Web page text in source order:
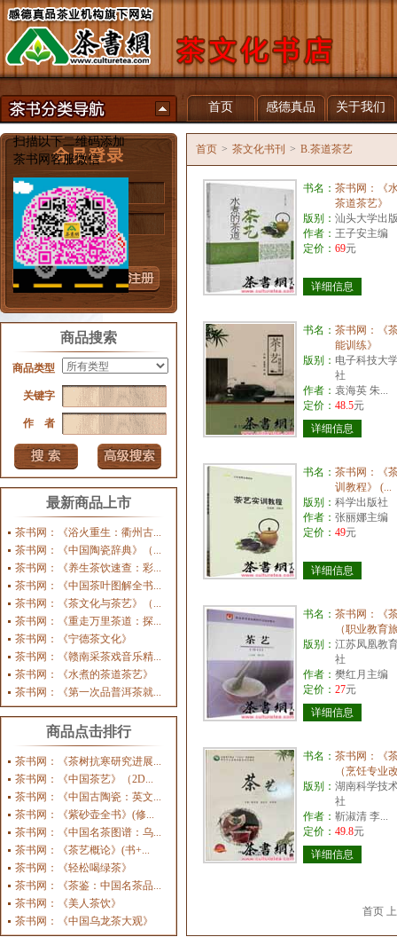
首页 感德真品 关于我们
用户名
密 码
忘记密码？
商品搜索
商品类型
关键字
作 者
最新商品上市
茶书网：《浴火重生：衢州古...
茶书网：《中国陶瓷辞典》（...
茶书网：《养生茶饮速查：彩...
茶书网：《中国茶叶图解全书...
茶书网：《茶文化与茶艺》（...
茶书网：《重走万里茶道：探...
茶书网：《宁德茶文化》
茶书网：《赣南采茶戏音乐精...
茶书网：《水煮的茶道茶艺》
茶书网：《第一次品普洱茶就...
商品点击排行
茶书网：《茶树抗寒研究进展...
茶书网：《中国茶艺》（2D...
茶书网：《中国古陶瓷：英文...
茶书网：《紫砂壶全书》(修...
茶书网：《中国名茶图谱：乌...
茶书网：《茶艺概论》(书+...
茶书网：《轻松喝绿茶》
茶书网：《茶鉴：中国名茶品...
茶书网：《美人茶饮》
茶书网：《中国乌龙茶大观》
首页 > 茶文化书刊 > B.茶道茶艺
书名： 茶书网：《
茶道茶艺》
版别： 汕头大学出
作者： 王子安主编
定价： 69元
详细信息
书名： 茶书网：《
能训练》
版别： 电子科技大
社
作者： 袁海英 朱...
定价： 48.5元
详细信息
书名： 茶书网：《
训教程》 (...
版别： 科学出版社
作者： 张丽娜主编
定价： 49元
详细信息
书名： 茶书网：《
（职业教育
版别： 江苏凤凰教
社
作者： 樊红月主编
定价： 27元
详细信息
书名： 茶书网：《
（烹饪专业
版别： 湖南科学技
社
作者： 靳淑清 李...
定价： 49.8元
详细信息
首页
扫描以下二维码添加
茶书网客服微信